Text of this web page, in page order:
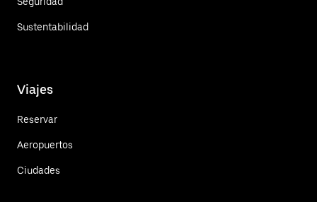
Sustentabilidad
Viajes
Reservar
Aeropuertos
Ciudades